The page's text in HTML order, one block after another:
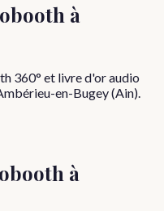
à
360° et livre d'or audio
en-Bugey (Ain).
à